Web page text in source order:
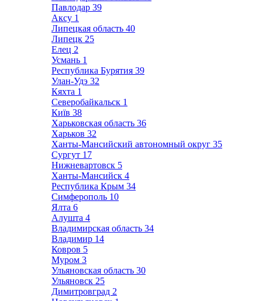
Павлодар 39
Аксу 1
Липецкая область 40
Липецк 25
Елец 2
Усмань 1
Республика Бурятия 39
Улан-Удэ 32
Кяхта 1
Северобайкальск 1
Київ 38
Харьковская область 36
Харьков 32
Ханты-Мансийский автономный округ 35
Сургут 17
Нижневартовск 5
Ханты-Мансийск 4
Республика Крым 34
Симферополь 10
Ялта 6
Алушта 4
Владимирская область 34
Владимир 14
Ковров 5
Муром 3
Ульяновская область 30
Ульяновск 25
Димитровград 2